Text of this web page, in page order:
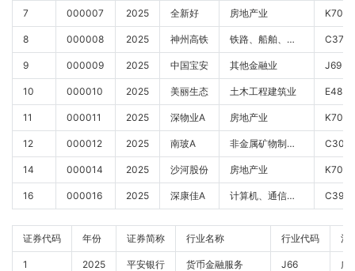
7 000007 2025 全新好 房地产业 K70
8 000008 2025 神州高铁 铁路、船舶、航空航天和其他运输设备制造业 C37
9 000009 2025 中国宝安 其他金融业 J69
10 000010 2025 美丽生态 土木工程建筑业 E48
11 000011 2025 深物业A 房地产业 K70
12 000012 2025 南玻A 非金属矿物制品业 C30
14 000014 2025 沙河股份 房地产业 K70
16 000016 2025 深康佳A 计算机、通信和其他电子设备制造业 C39
证券代码 年份 证券简称 行业名称 行业代码 注
1 2025 平安银行 货币金融服务 J66